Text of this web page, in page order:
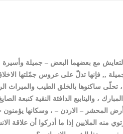
مع بعضهما البعض – جميلة
,, فإنها تدلّ على عروس جمّلتها
ساكنوها بالخلق الطيب والميراث
، والينابيع الدافئة النقية كنبعة
المحشر – الاردن – ، وسكانها يؤمنون
منه الملايين إذا ما أدركوا أن علاقة